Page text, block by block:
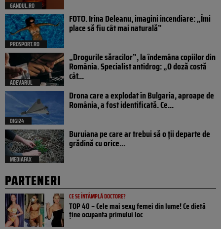
GANDUL.RO
PROSPORT.RO
FOTO. Irina Deleanu, imagini incendiare: „Îmi
place să fiu cât mai naturală”
ADEVARUL
„Drogurile săracilor”, la îndemâna copiilor din
România. Specialist antidrog: „O doză costă
cât...
DIGI24
Drona care a explodat în Bulgaria, aproape de
România, a fost identificată. Ce...
MEDIAFAX
Buruiana pe care ar trebui să o ții departe de
grădină cu orice...
PARTENERI
CE SE ÎNTÂMPLĂ DOCTORE?
TOP 40 – Cele mai sexy femei din lume! Ce dietă
ține ocupanta primului loc